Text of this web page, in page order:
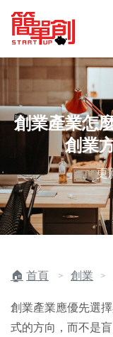
創業產業怎
創業
更
首頁 ＞ 創業 ＞
創業產業應優先選
式的方向，而不是